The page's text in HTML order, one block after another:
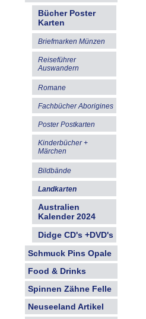
Bücher Poster
Karten
Briefmarken Münzen
Reiseführer
Auswandern
Romane
Fachbücher Aborigines
Poster Postkarten
Kinderbücher +
Märchen
Bildbände
Landkarten
Australien
Kalender 2024
Didge CD's +DVD's
Schmuck Pins Opale
Food & Drinks
Spinnen Zähne Felle
Neuseeland Artikel